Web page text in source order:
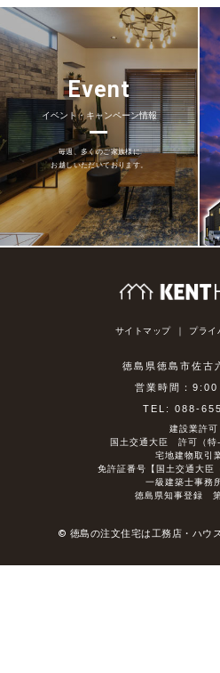
Event
イベント・キャンペーン情報
毎週、多くのご家族様に
お越しいただいております。
サイトマップ プライ
徳島県徳島市佐古
営業時間：
TEL: 088-
建設業許
国土交通大臣 許可（
宅地建物取引
免許証番号【国土交通大臣
一級建築士事務
徳島県知事登録
© 徳島の注文住宅は工務店・ハウ